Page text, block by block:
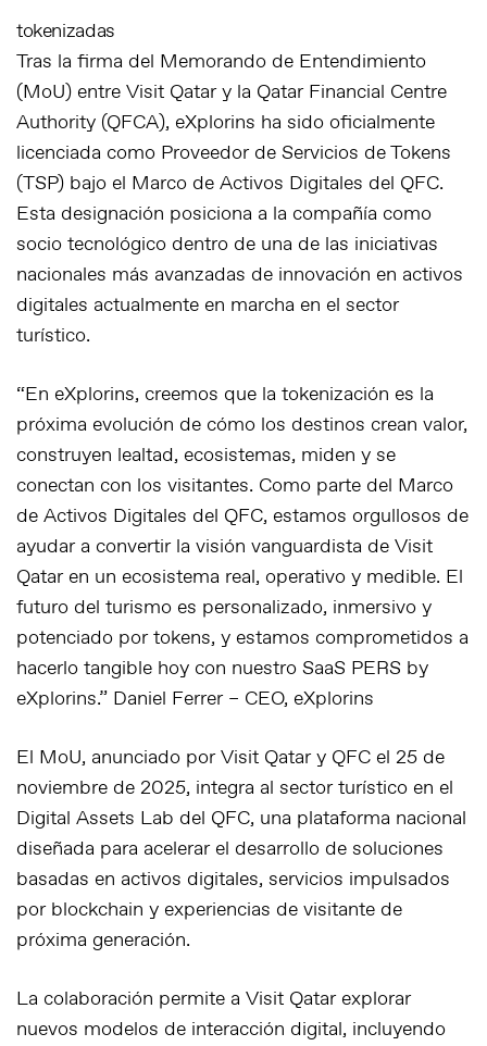
tokenizadas
Tras la firma del Memorando de Entendimiento
(MoU) entre Visit Qatary la Qatar Financial Centre
Authority (QFCA), eXplorins ha sido oficialmente
licenciada como Proveedor de Servicios de Tokens
(TSP) bajo el Marco de Activos Digitales del QFC.
Esta designación posiciona a la compañía como
socio tecnológico dentro de una de las iniciativas
nacionales más avanzadas de innovación en activos
digitales actualmente en marcha en el sector
turístico.
“En eXplorins, creemos que la tokenización es la
próxima evolución de cómo los destinos crean valor,
construyen lealtad, ecosistemas, miden y se
conectan con los visitantes. Como parte del Marco
de Activos Digitales del QFC, estamos orgullosos de
ayudar a convertir la visión vanguardista de Visit
Qatar en un ecosistema real, operativo y medible. El
futuro del turismo es personalizado, inmersivo y
potenciado por tokens, y estamos comprometidos a
hacerlo tangible hoy con nuestro SaaS PERS by
eXplorins.” Daniel Ferrer – CEO, eXplorins
El MoU, anunciado por Visit Qatar y QFC el 25 de
noviembre de 2025, integra al sector turístico en el
Digital Assets Lab del QFC, una plataforma nacional
diseñada para acelerar el desarrollo de soluciones
basadas en activos digitales, servicios impulsados
por blockchain y experiencias de visitante de
próxima generación.
La colaboración permite a Visit Qatar explorar
nuevos modelos de interacción digital, incluyendo